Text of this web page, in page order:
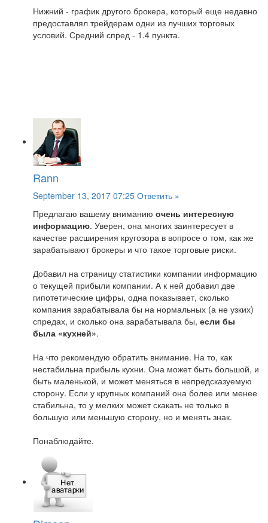
Нижний - график другого брокера, который еще недавно
предоставлял трейдерам одни из лучших торговых
условий. Средний спред - 1.4 пункта.
Rann
September 13, 2017 07:25 Ответить »
Предлагаю вашему вниманию очень интересную
информацию. Уверен, она многих заинтересует в
качестве расширения кругозора в вопросе о том, как же
зарабатывают брокеры и что такое торговые риски.
Добавил на страницу статистики компании информацию
о текущей прибыли компании. А к ней добавил две
гипотетические цифры, одна показывает, сколько
компания зарабатывала бы на нормальных (а не узких)
спредах, и сколько она зарабатывала бы, если бы
была «кухней».
На что рекомендую обратить внимание. На то, как
нестабильна прибыль кухни. Она может быть большой, и
быть маленькой, и может меняться в непредсказуемую
сторону. Если у крупных компаний она более или менее
стабильна, то у мелких может скакать не только в
большую или меньшую сторону, но и менять знак.
Понаблюдайте.